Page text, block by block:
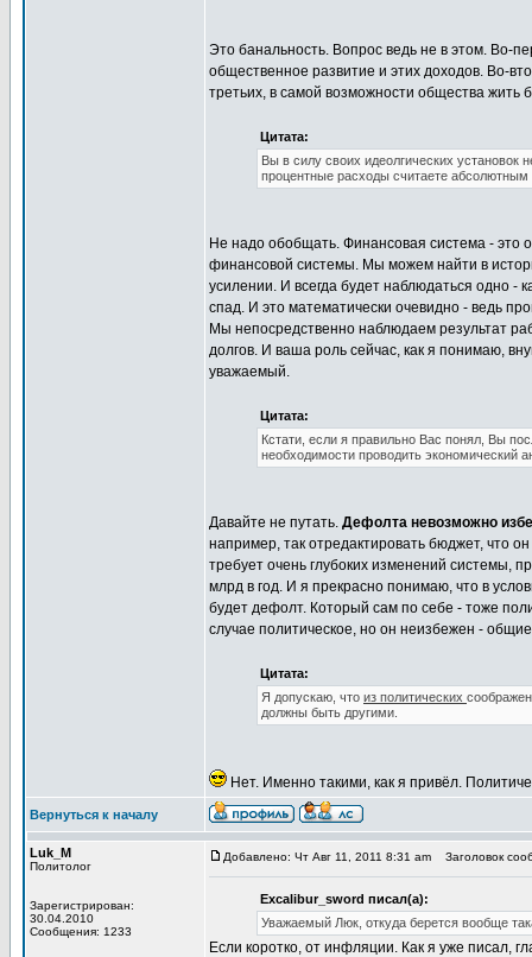
Это банальность. Вопрос ведь не в этом. Во-
общественное развитие и этих доходов. Во-
третьих, в самой возможности общества жить
Цитата:
Вы в силу своих идеолгических установок
процентные расходы считаете абсолютным
Не надо обобщать. Финансовая система - это
финансовой системы. Мы можем найти в
усилении. И всегда будет наблюдаться одно -
спад. И это математически очевидно - ведь
Мы непосредственно наблюдаем результат
долгов. И ваша роль сейчас, как я понимаю,
уважаемый.
Цитата:
Кстати, если я правильно Вас понял, Вы
необходимости проводить экономический
Давайте не путать. Дефолта невозможно
например, так отредактировать бюджет, что
требует очень глубоких изменений системы,
млрд в год. И я прекрасно понимаю, что в
будет дефолт. Который сам по себе - тоже
случае политическое, но он неизбежен -
Цитата:
Я допускаю, что из политических
должны быть другими.
Нет. Именно такими, как я привёл.
Вернуться к началу
Luk_M
Политолог
Зарегистрирован:
30.04.2010
Сообщения: 1233
Добавлено: Чт Авг 11, 2011 8:31 am Заголовок
Excalibur_sword писал(а):
Уважаемый Люк, откуда берется вообще
Если коротко, от инфляции. Как я уже писал,